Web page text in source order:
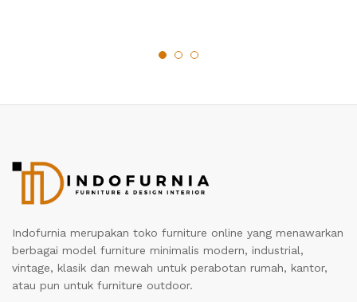
Indofurnia merupakan toko furniture online yang menawarkan
berbagai model furniture minimalis modern, industrial,
vintage, klasik dan mewah untuk perabotan rumah, kantor,
atau pun untuk furniture outdoor.